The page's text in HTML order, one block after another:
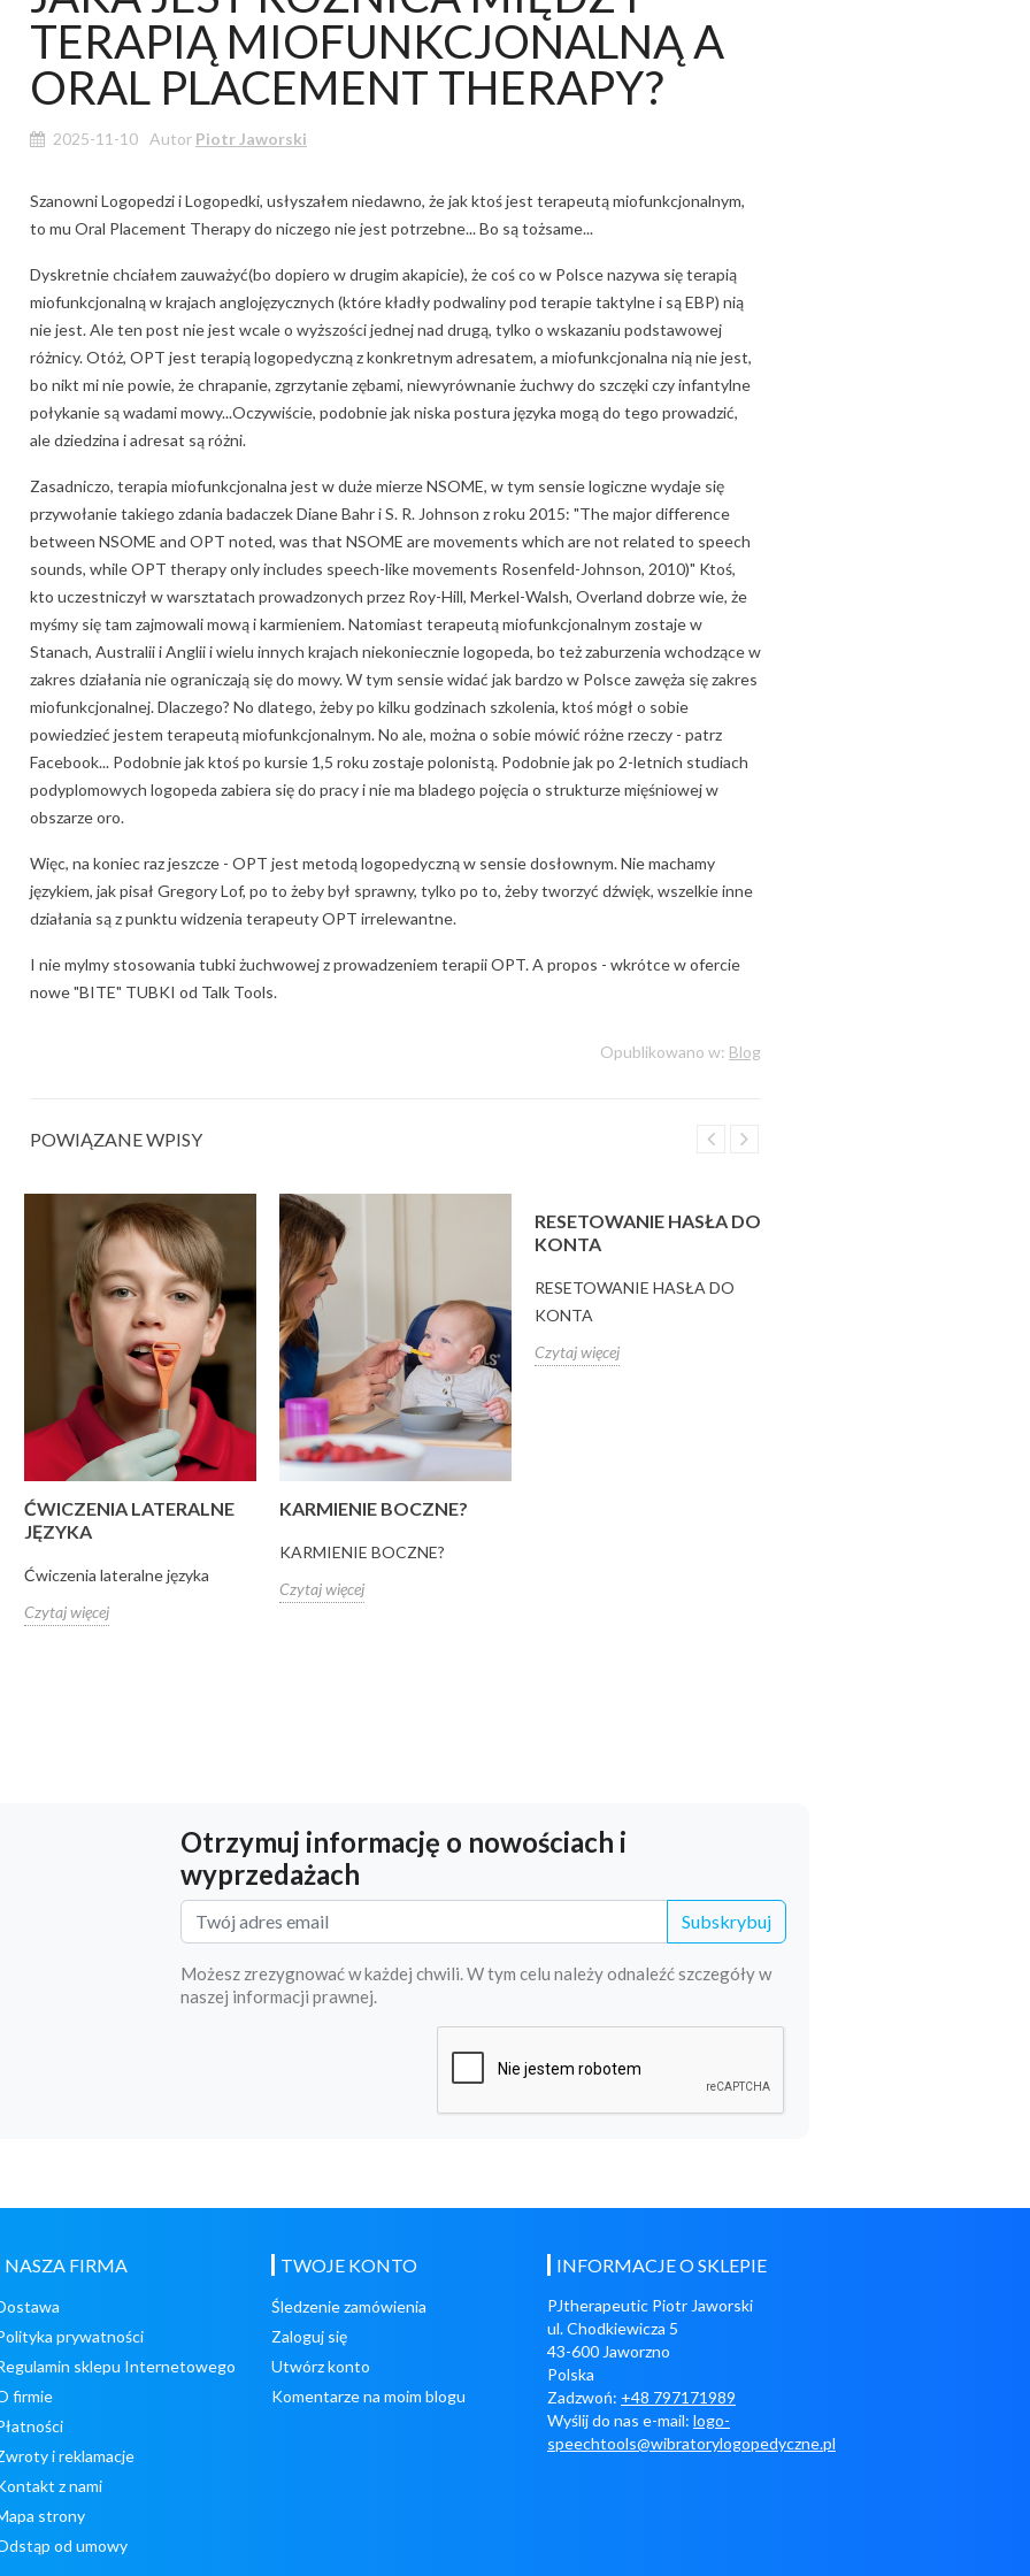
najbliższym...
Czytaj więcej
TERAPIĄ MIOFUNKCJONALNĄ A
ORAL PLACEMENT THERAPY?
2025-11-10 Autor Piotr Jaworski
Szanowni Logopedzi i Logopedki, usłyszałem niedawno, że jak ktoś jest terapeutą miofunkcjonalnym,
to mu Oral Placement Therapy do niczego nie jest potrzebne... Bo są tożsame...
Dyskretnie chciałem zauważyć(bo dopiero w drugim akapicie), że coś co w Polsce nazywa się terapią
miofunkcjonalną w krajach anglojęzycznych (które kładły podwaliny pod terapie taktylne i są EBP) nią
nie jest. Ale ten post nie jest wcale o wyższości jednej nad drugą, tylko o wskazaniu podstawowej
różnicy. Otóż, OPT jest terapią logopedyczną z konkretnym adresatem, a miofunkcjonalna nią nie jest,
bo nikt mi nie powie, że chrapanie, zgrzytanie zębami, niewyrównanie żuchwy do szczęki czy infantylne
połykanie są wadami mowy...Oczywiście, podobnie jak niska postura języka mogą do tego prowadzić,
ale dziedzina i adresat są różni.
Zasadniczo, terapia miofunkcjonalna jest w duże mierze NSOME, w tym sensie logiczne wydaje się
przywołanie takiego zdania badaczek Diane Bahr i S. R. Johnson z roku 2015: "The major difference
between NSOME and OPT noted, was that NSOME are movements which are not related to speech
sounds, while OPT therapy only includes speech-like movements Rosenfeld-Johnson, 2010)" Ktoś,
kto uczestniczył w warsztatach prowadzonych przez Roy-Hill, Merkel-Walsh, Overland dobrze wie, że
myśmy się tam zajmowali mową i karmieniem. Natomiast terapeutą miofunkcjonalnym zostaje w
Stanach, Australii i Anglii i wielu innych krajach niekoniecznie logopeda, bo też zaburzenia wchodzące w
zakres działania nie ograniczają się do mowy. W tym sensie widać jak bardzo w Polsce zawęża się zakres
miofunkcjonalnej. Dlaczego? No dlatego, żeby po kilku godzinach szkolenia, ktoś mógł o sobie
powiedzieć jestem terapeutą miofunkcjonalnym. No ale, można o sobie mówić różne rzeczy - patrz
Facebook... Podobnie jak ktoś po kursie 1,5 roku zostaje polonistą. Podobnie jak po 2-letnich studiach
podyplomowych logopeda zabiera się do pracy i nie ma bladego pojęcia o strukturze mięśniowej w
obszarze oro.
Więc, na koniec raz jeszcze - OPT jest metodą logopedyczną w sensie dosłownym. Nie machamy
językiem, jak pisał Gregory Lof, po to żeby był sprawny, tylko po to, żeby tworzyć dźwięk, wszelkie inne
działania są z punktu widzenia terapeuty OPT irrelewantne.
I nie mylmy stosowania tubki żuchwowej z prowadzeniem terapii OPT. A propos - wkrótce w ofercie
nowe "BITE" TUBKI od Talk Tools.
Opublikowano w: Blog
POWIĄZANE WPISY
ĆWICZENIA LATERALNE
JĘZYKA
Ćwiczenia lateralne języka
Czytaj więcej
KARMIENIE BOCZNE?
KARMIENIE BOCZNE?
Czytaj więcej
RESETOWANIE HASŁA DO
KONTA
RESETOWANIE HASŁA DO
KONTA
Czytaj więcej
Otrzymuj informację o nowościach i
wyprzedażach
Subskrybuj
Możesz zrezygnować w każdej chwili. W tym celu należy odnaleźć szczegóły w
naszej informacji prawnej.
NASZA FIRMA
prywatności
sklepu Internetowego
firmie
i reklamacje
z nami
strony
od umowy
TWOJE KONTO
Śledzenie zamówienia
Zaloguj się
Utwórz konto
Komentarze na moim blogu
INFORMACJE O SKLEPIE
PJtherapeutic Piotr Jaworski
ul. Chodkiewicza 5
43-600 Jaworzno
Polska
Zadzwoń: +48 797171989
Wyślij do nas e-mail: logo-
speechtools@wibratorylogopedyczne.pl